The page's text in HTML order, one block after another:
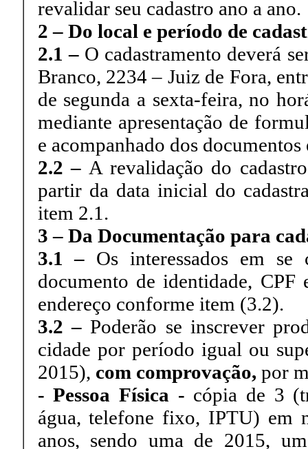
revalidar seu cadastro ano a ano.
2 – Do local e período de
2.1 –O cadastramento deverá
Branco, 2234 – Juiz de Fora,
de segunda a sexta-feira, no
mediante apresentação de
e acompanhado dos
2.2 – A revalidação do
partir da data inicial do
item 2.1.
3 – Da Documentação para
3.1 – Os interessados em se
documento de identidade, CPF
endereço conforme item (3.2).
3.2 –Poderão se inscrever
cidade por período igual ou
2015), com comprovação, por
- Pessoa Física - cópia de 3
água, telefone fixo, IPTU) em
anos, sendo uma de 2015,